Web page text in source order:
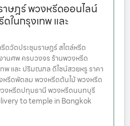
ษฎร์ พวงหรีดออนไลน์
ในกรุงเทพ และ
วัดประชุมราษฎร์ สไตล์หรีด
นศพ ครบวงจร ร้านพวงหรีด
พ และ ปริมณฑล ดีไซน์สวยหรู ราคา
รีดพัดลม พวงหรีดต้นไม้ พวงหรีด
วงหรีดปทุมธานี พวงหรีดนนทบุรี
to temple in Bangkok